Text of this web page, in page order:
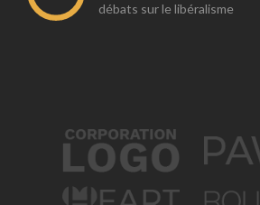
débats sur le libéralisme